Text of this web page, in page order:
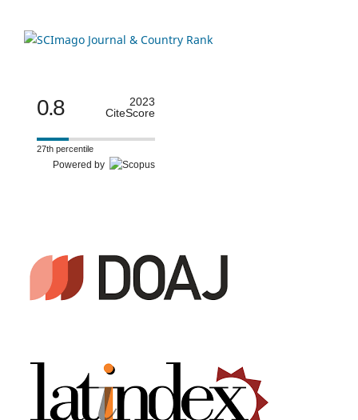
0.8
2023
CiteScore
27th percentile
Powered by